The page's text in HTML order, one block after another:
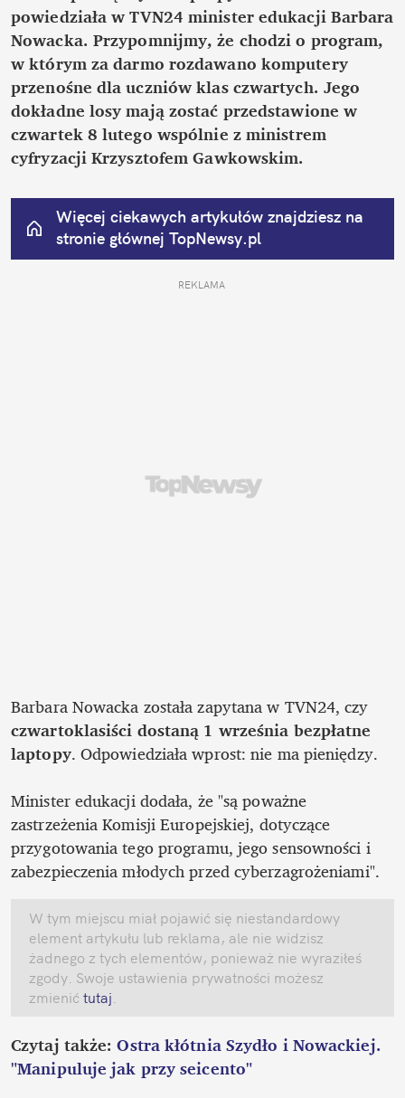
powiedziała w TVN24 minister edukacji Barbara
Nowacka. Przypomnijmy, że chodzi o program,
w którym za darmo rozdawano komputery
przenośne dla uczniów klas czwartych. Jego
dokładne losy mają zostać przedstawione w
czwartek 8 lutego wspólnie z ministrem
cyfryzacji Krzysztofem Gawkowskim.
Więcej ciekawych artykułów znajdziesz na
stronie głównej TopNewsy.pl
REKLAMA
czwartoklasiści dostaną 1 września bezpłatne
laptopy. Odpowiedziała wprost: nie ma pieniędzy.
Minister edukacji dodała, że "są poważne
zastrzeżenia Komisji Europejskiej, dotyczące
przygotowania tego programu, jego sensowności i
zabezpieczenia młodych przed cyberzagrożeniami".
W tym miejscu miał pojawić się niestandardowy
element artykułu lub reklama, ale nie widzisz
żadnego z tych elementów, ponieważ nie wyraziłeś
zgody. Swoje ustawienia prywatności możesz
zmienić tutaj.
Czytaj także: Ostra kłótnia Szydło i Nowackiej.
"Manipuluje jak przy seicento"